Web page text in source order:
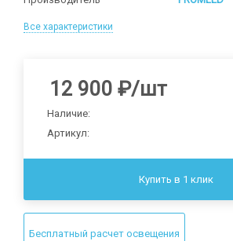
Все характеристики
12 900 ₽/шт
Наличие:
Артикул:
Купить в 1 клик
Бесплатный расчет освещения